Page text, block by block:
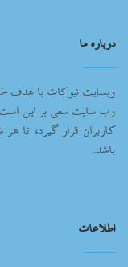
درباره ما
وبسایت نیوکات با هدف
وب سایت سعی بر این است
کاربران قرار گیرد، تا
باشد.
اطلاعات